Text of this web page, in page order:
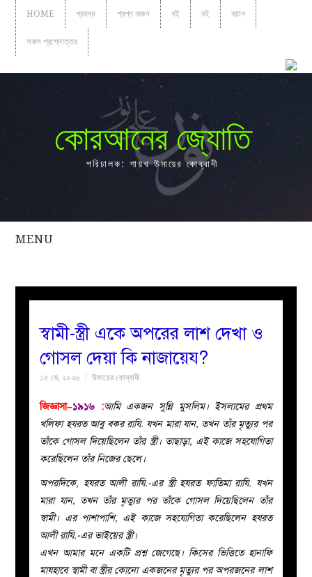
HOME প্রবন্ধ প্রশ্ন করুন বই বই বয়ান
সকল প্রশ্নোত্তর
কোরআনের জ্যোতি
পরিচালক: শায়খ উমায়ের কোব্বাদী
MENU
সকল
নারীদের
ইসলাহী
মজলিস
প্রশ্ন
করুন
স্বামী-স্ত্রী একে অপরের লাশ দেখা ও
গোসল দেয়া কি নাজায়েয?
১৫ মে, ২০২৬ উমায়ের কোব্বাদী
জিজ্ঞাসা–১৯১৬ :আমি একজন সুন্নি মুসলিম। ইসলামের প্রথম
খলিফা হযরত আবু বকর রাযি. যখন মারা যান, তখন তাঁর মৃত্যুর পর
তাঁকে গোসল দিয়েছিলেন তাঁর স্ত্রী। তাছাড়া, এই কাজে সহযোগিতা
করেছিলেন তাঁর নিজের ছেলে।
অপরদিকে, হযরত আলী রাযি.-এর স্ত্রী হযরত ফাতিমা রাযি. যখন
মারা যান, তখন তাঁর মৃত্যুর পর তাঁকে গোসল দিয়েছিলেন তাঁর
স্বামী। এর পাশাপাশি, এই কাজে সহযোগিতা করেছিলেন হযরত
আলী রাযি.-এর ভাইয়ের স্ত্রী।
এখন আমার মনে একটি প্রশ্ন জেগেছে। কিসের ভিত্তিতে হানাফি
মাযহাবে স্বামী বা স্ত্রীর কোনো একজনের মৃত্যুর পর অপরজনের লাশ